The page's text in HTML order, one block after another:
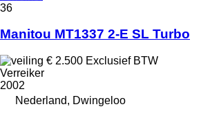
36
Manitou MT1337 2-E SL Turbo
€ 2.500 Exclusief BTW
Verreiker
2002
Nederland, Dwingeloo